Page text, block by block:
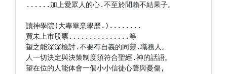
......加上愛眾人的心.不至於閒賴不結果子。
讀神學院(大專畢業學歷.)........
買未上市股票...............等
望之能深深檢討.不要有自義的同靈.職務人。
人一切決定與決策制度須符合聖經.神的話語。
望在位的人能体會一個小小信徒心聲與憂傷,